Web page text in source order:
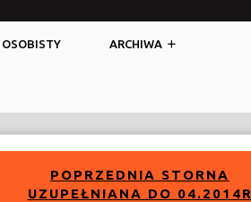
OSOBISTY ARCHIWA
POPRZEDNIA STORNA
UZUPEŁNIANA DO 04.2014R